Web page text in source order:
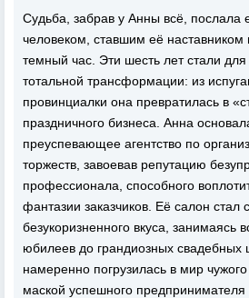
Судьба, забрав у Анны всё, послала
человеком, ставшим её
темный час. Эти шесть лет стали
тотальной трансформации: из
провинциалки она превратилась в
праздничного бизнеса. Анна
преуспевающее агентство по
торжеств, завоевав репутацию
профессионала, способного
фантазии заказчиков. Её салон
безукоризненного вкуса,
юбилеев до грандиозных
намеренно погрузилась в мир
маской успешного